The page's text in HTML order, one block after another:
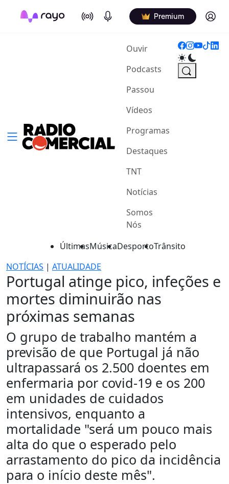
On Air Podcasts Premium Log in
Ouvir(current)
Podcasts
Passou
Vídeos
Programas
Destaques
TNT
Notícias
Somos
Nós
ÚltimasMúsicaDesportoTrânsito
NOTÍCIAS | ATUALIDADE
Portugal atinge pico, infeções e
mortes diminuirão nas
próximas semanas
O grupo de trabalho mantém a
previsão de que Portugal já não
ultrapassará os 2.500 doentes em
enfermaria por covid-19 e os 200
em unidades de cuidados
intensivos, enquanto a
mortalidade "será um pouco mais
alta do que o esperado pelo
arrastamento do pico da incidência
para o início deste mês".